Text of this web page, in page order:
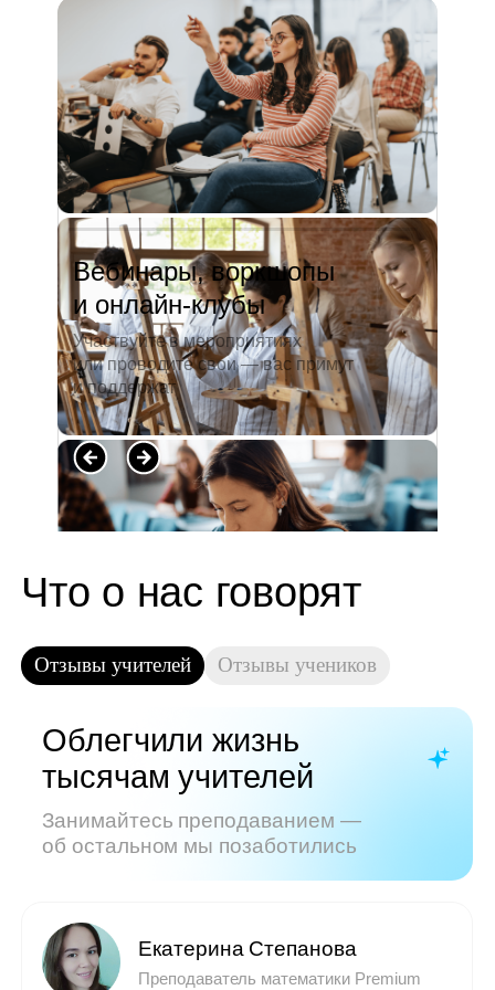
Вебинары, воркшопы
и онлайн-клубы
Участвуйте в мероприятиях
или проводите свои — вас примут
и поддержат
педагогический университет, пошла
преподавать в школу. Проработав в ней
5 лет, я поняла, что нужно двигать...
Читать полностью →
Показать все отзывы
Часто задаваемые
вопросы